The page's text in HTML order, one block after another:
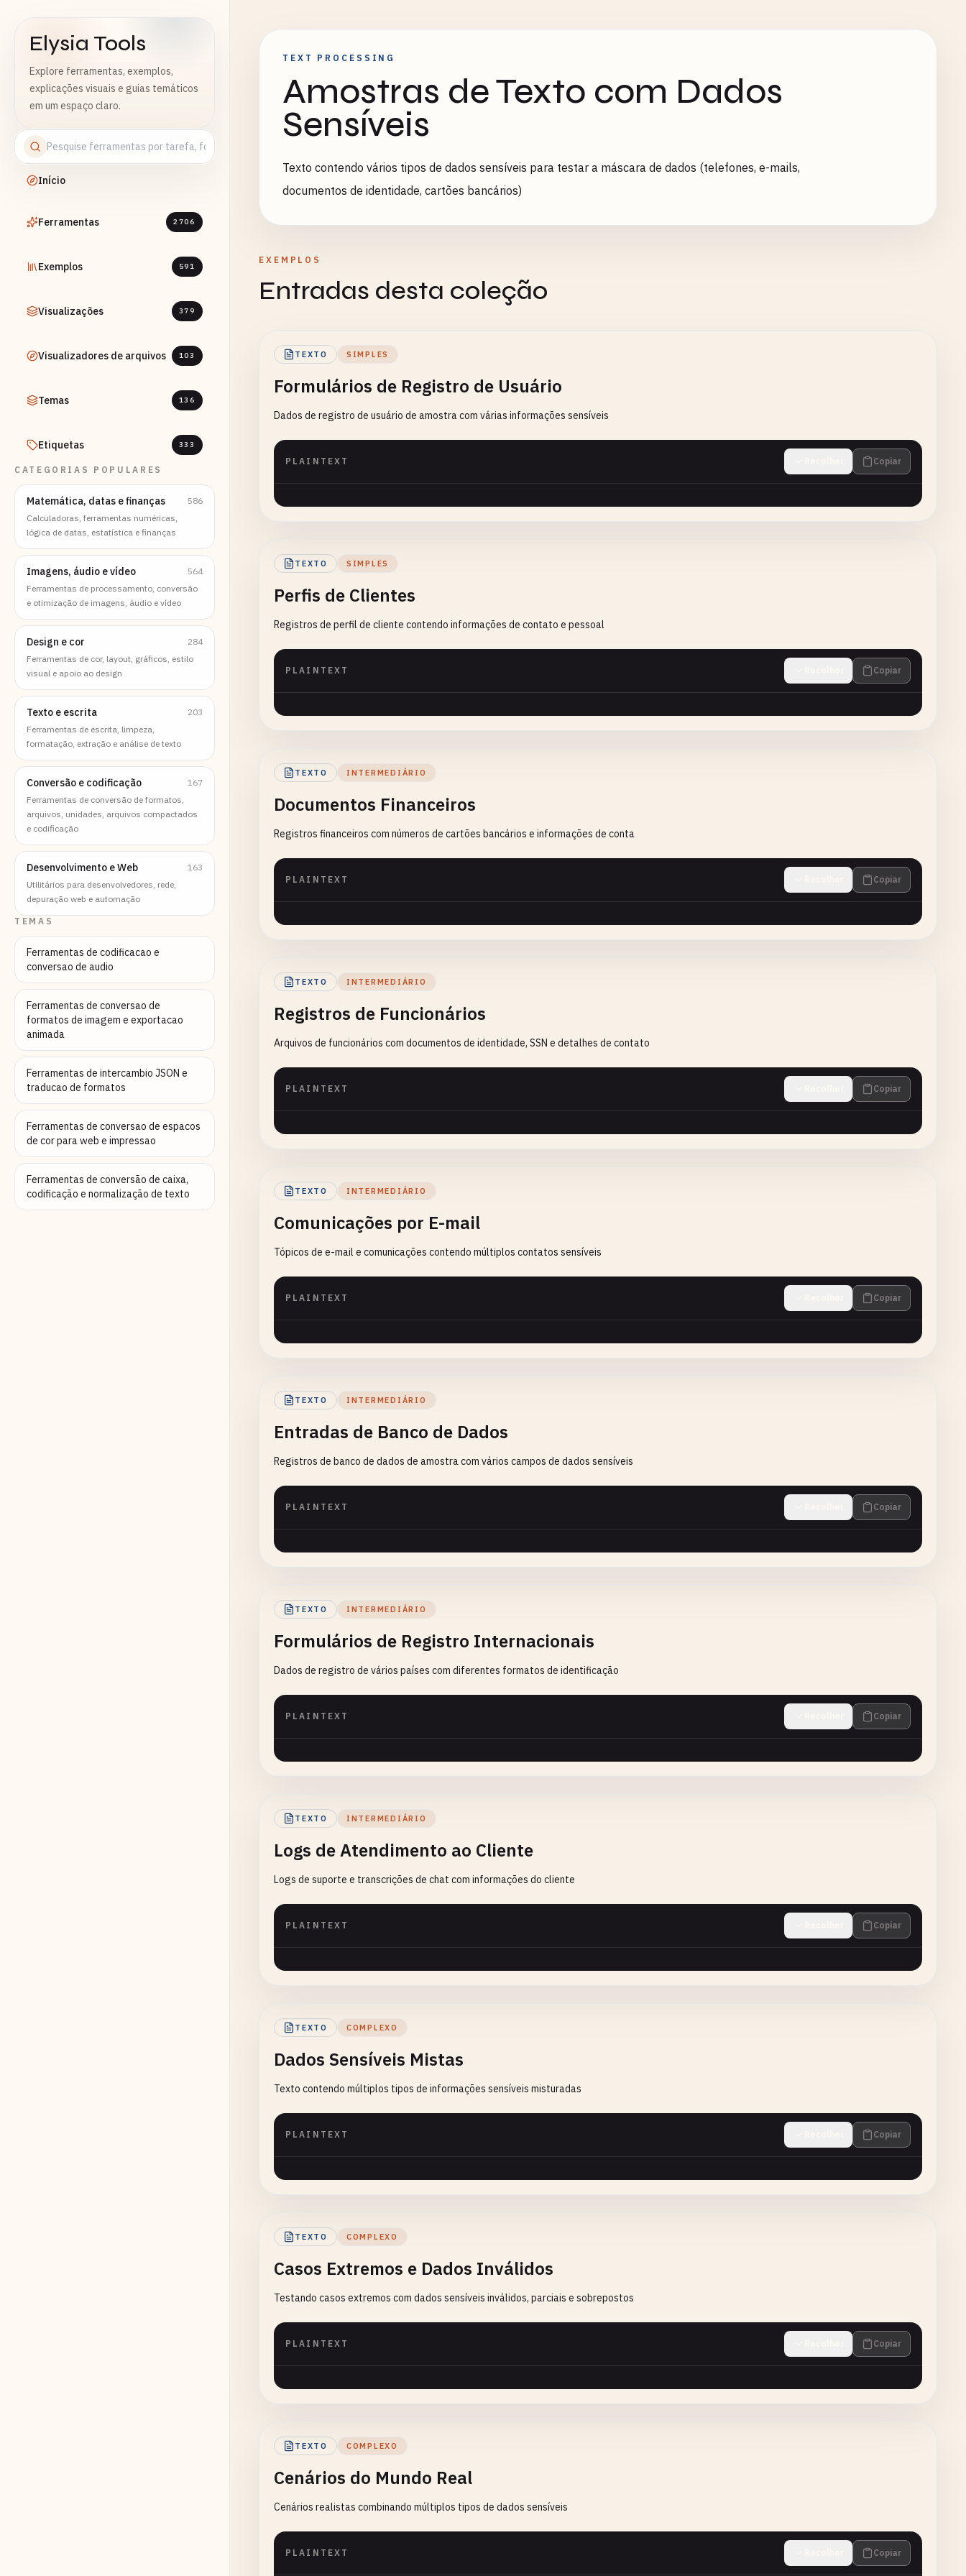
Elysia Tools
Explore ferramentas, exemplos,
explicações visuais e guias temáticos
em um espaço claro.
Início
Ferramentas 2706
Exemplos 591
Visualizações 379
Visualizadores de arquivos 103
Temas 136
Etiquetas 333
CATEGORIAS POPULARES
Matemática, datas e finanças
586
Calculadoras, ferramentas numéricas,
lógica de datas, estatística e finanças
Imagens, áudio e vídeo
564
Ferramentas de processamento, conversão
e otimização de imagens, áudio e vídeo
Design e cor
284
Ferramentas de cor, layout, gráficos, estilo
visual e apoio ao design
Texto e escrita
203
Ferramentas de escrita, limpeza,
formatação, extração e análise de texto
Conversão e codificação
167
Ferramentas de conversão de formatos,
arquivos, unidades, arquivos compactados
e codificação
Desenvolvimento e Web
163
Utilitários para desenvolvedores, rede,
depuração web e automação
TEMAS
Ferramentas de codificacao e
conversao de audio
Ferramentas de conversao de
formatos de imagem e exportacao
animada
Ferramentas de intercambio JSON e
traducao de formatos
Ferramentas de conversao de espacos
de cor para web e impressao
Ferramentas de conversão de caixa,
codificação e normalização de texto
TEXT PROCESSING
Amostras de Texto com Dados
Sensíveis
Texto contendo vários tipos de dados sensíveis para testar a máscara de dados (telefones, e-mails,
documentos de identidade, cartões bancários)
EXEMPLOS
Entradas desta coleção
TEXTO SIMPLES
Formulários de Registro de Usuário
Dados de registro de usuário de amostra com várias informações sensíveis
PLAINTEXT Copiar
TEXTO SIMPLES
Perfis de Clientes
Registros de perfil de cliente contendo informações de contato e pessoal
PLAINTEXT Copiar
TEXTO INTERMEDIÁRIO
Documentos Financeiros
Registros financeiros com números de cartões bancários e informações de conta
PLAINTEXT Copiar
TEXTO INTERMEDIÁRIO
Registros de Funcionários
Arquivos de funcionários com documentos de identidade, SSN e detalhes de contato
PLAINTEXT Copiar
TEXTO INTERMEDIÁRIO
Comunicações por E-mail
Tópicos de e-mail e comunicações contendo múltiplos contatos sensíveis
PLAINTEXT Copiar
TEXTO INTERMEDIÁRIO
Entradas de Banco de Dados
Registros de banco de dados de amostra com vários campos de dados sensíveis
PLAINTEXT Copiar
TEXTO INTERMEDIÁRIO
Formulários de Registro Internacionais
Dados de registro de vários países com diferentes formatos de identificação
PLAINTEXT Copiar
TEXTO INTERMEDIÁRIO
Logs de Atendimento ao Cliente
Logs de suporte e transcrições de chat com informações do cliente
PLAINTEXT Copiar
TEXTO COMPLEXO
Dados Sensíveis Mistas
Texto contendo múltiplos tipos de informações sensíveis misturadas
PLAINTEXT Copiar
TEXTO COMPLEXO
Casos Extremos e Dados Inválidos
Testando casos extremos com dados sensíveis inválidos, parciais e sobrepostos
PLAINTEXT Copiar
TEXTO COMPLEXO
Cenários do Mundo Real
Cenários realistas combinando múltiplos tipos de dados sensíveis
PLAINTEXT Copiar